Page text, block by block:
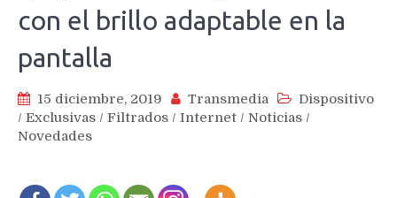
con el brillo adaptable en la
pantalla
15 diciembre, 2019 Transmedia
Dispositivo
/ Exclusivas / Filtrados / Internet / Noticias /
Novedades